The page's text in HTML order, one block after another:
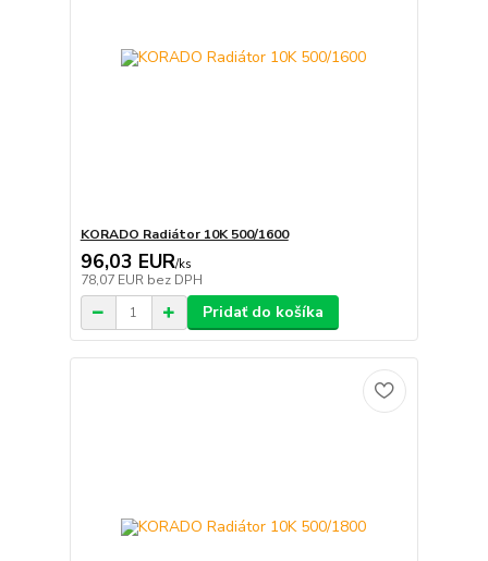
KORADO Radiátor 10K 500/1600
96,03 EUR/ks
78,07 EUR bez DPH
Pridať do košíka